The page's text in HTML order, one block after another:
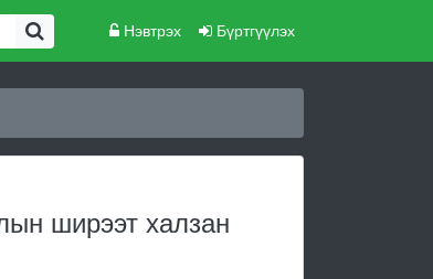
Нэвтрэх Бүртгүүлэх
ширээт халзан